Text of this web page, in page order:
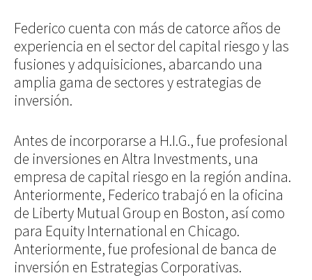
Federico cuenta con más de catorce años de
experiencia en el sector del capital riesgo y las
fusiones y adquisiciones, abarcando una
amplia gama de sectores y estrategias de
inversión.
Antes de incorporarse a H.I.G., fue profesional
de inversiones en Altra Investments, una
empresa de capital riesgo en la región andina.
Anteriormente, Federico trabajó en la oficina
de Liberty Mutual Group en Boston, así como
para Equity International en Chicago.
Anteriormente, fue profesional de banca de
inversión en Estrategias Corporativas.